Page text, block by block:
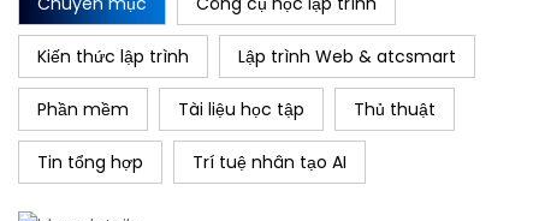
Kiến thức lập trình Lập trình Web & atcsmart
Phần mềm Tài liệu học tập Thủ thuật
Tin tổng hợp Trí tuệ nhân tạo AI